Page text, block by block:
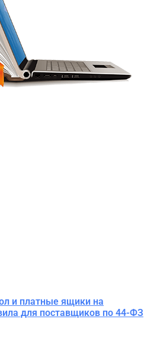
и платные ящики на
для поставщиков по 44-ФЗ